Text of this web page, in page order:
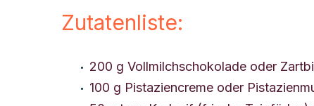
Zutatenliste:
200 g Vollmilchschokolade oder
100 g Pistaziencreme oder